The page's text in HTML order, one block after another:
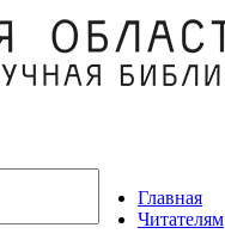
Главная
Читателям